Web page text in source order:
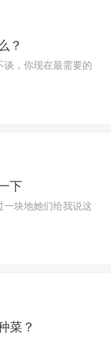
？
，你现在最需要的
下
块地她们给我说这
菜？